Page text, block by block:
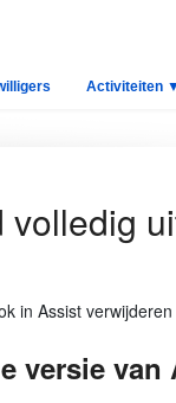
Activiteiten
in Assist
versie van